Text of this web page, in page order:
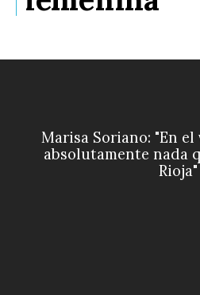
Marisa Soriano: "En
absolutamente nada
Rioja"